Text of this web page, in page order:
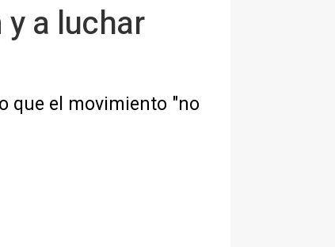
a luchar
que el movimiento "no